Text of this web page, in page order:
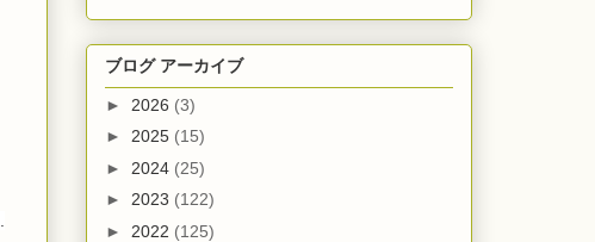
ブログ アーカイブ
► 2026 (3)
► 2025 (15)
► 2024 (25)
► 2023 (122)
► 2022 (125)